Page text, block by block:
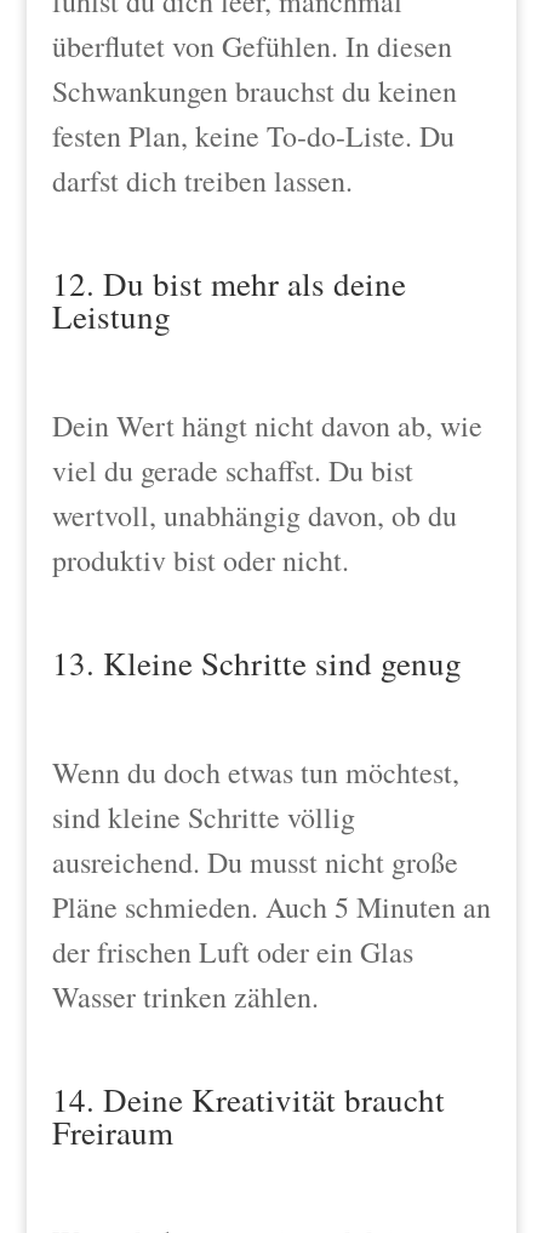
überflutet von Gefühlen. In diesen
Schwankungen brauchst du keinen
festen Plan, keine To-do-Liste. Du
darfst dich treiben lassen.
12. Du bist mehr als deine
Leistung
Dein Wert hängt nicht davon ab, wie
viel du gerade schaffst. Du bist
wertvoll, unabhängig davon, ob du
produktiv bist oder nicht.
13. Kleine Schritte sind genug
Wenn du doch etwas tun möchtest,
sind kleine Schritte völlig
ausreichend. Du musst nicht große
Pläne schmieden. Auch 5 Minuten an
der frischen Luft oder ein Glas
Wasser trinken zählen.
14. Deine Kreativität braucht
Freiraum